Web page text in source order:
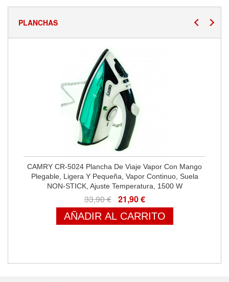
PLANCHAS
CAMRY CR-5024 Plancha De Viaje Vapor Con Mango
Plegable, Ligera Y Pequeña, Vapor Continuo, Suela
NON-STICK, Ajuste Temperatura, 1500 W
33,90 € 21,90 €
AÑADIR AL CARRITO